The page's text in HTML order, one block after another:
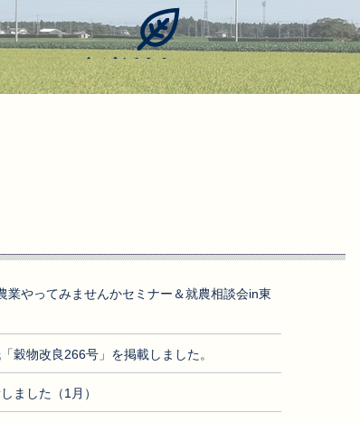
新着情報一覧
業やってみませんかセミナー＆就農相談会in東
穀物改良266号」を掲載しました。
ました（1月）